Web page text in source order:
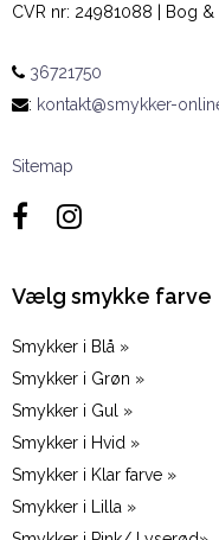
CVR nr: 24981088 | Bog
36721750
: kontakt@smykker-
Sitemap
Vælg smykke farve
Smykker i Blå »
Smykker i Grøn »
Smykker i Gul »
Smykker i Hvid »
Smykker i Klar farve »
Smykker i Lilla »